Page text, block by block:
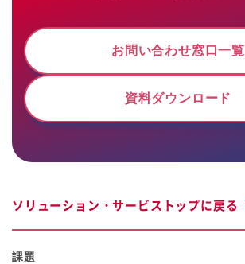
お問い合わせ窓口一覧
資料ダウンロード
ソリューション・サービストップに戻る
課題